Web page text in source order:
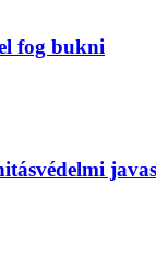
fog bukni